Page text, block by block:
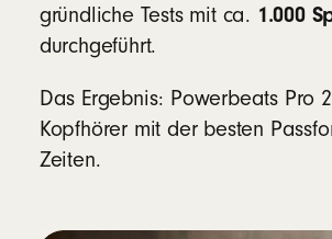
Erfahre mehr zur
Workouts
Kompatibilität
Apple
Komplett kompatibel mit
gründliche Tests mit ca. 1.000
durchgeführt.
Das Ergebnis: Powerbeats Pro
Kopfhörer mit der besten
Zeiten.